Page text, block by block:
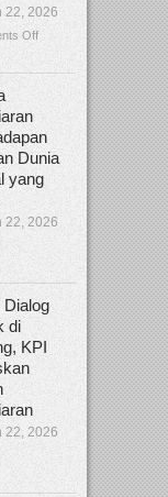
22, 2026
Off
Dunia
yang
22, 2026
Dialog
di
KPI
22, 2026